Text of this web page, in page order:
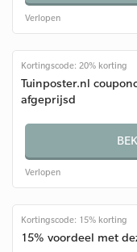
Verlopen
Kortingscode: 20% korting
Tuinposter.nl
afgeprijsd
Verlopen
Kortingscode: 15% korting
15% voordeel met